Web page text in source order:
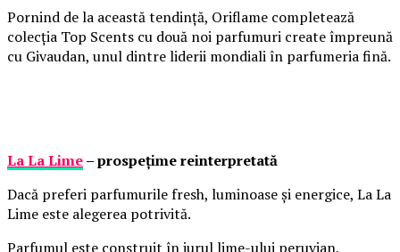
Pornind de la această tendință, Oriflame completează
colecția Top Scents cu două noi parfumuri create împreună
cu Givaudan, unul dintre liderii mondiali în parfumeria fină.
La La Lime– prospețime reinterpretată
Dacă preferi parfumurile fresh, luminoase și energice, La La
Lime este alegerea potrivită.
Parfumul este construit în jurul lime-ului peruvian,